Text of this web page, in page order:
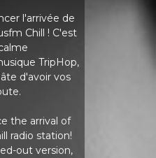
l'arrivée de
Chill ! C'est
TripHop,
d'avoir vos
the arrival of
radio station!
out version,